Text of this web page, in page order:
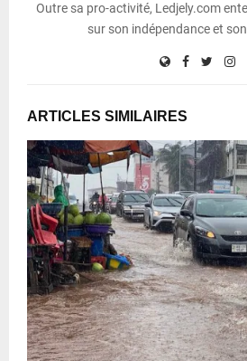
Outre sa pro-activité, Ledjely.com
sur son indépendance et
ARTICLES SIMILAIRES